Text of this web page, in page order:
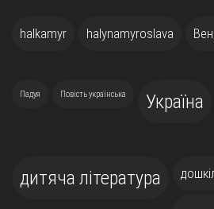
halkamyr halynamyroslava
Падуя Повість українська Україна
дитяча література